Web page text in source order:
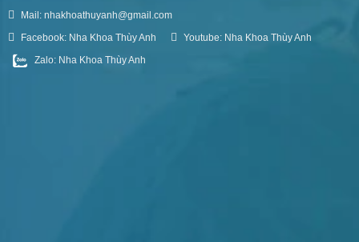
Mail: nhakhoathuyanh@gmail.com
Facebook: Nha Khoa Thùy Anh
Youtube: Nha Khoa Thùy Anh
Zalo: Nha Khoa Thùy Anh